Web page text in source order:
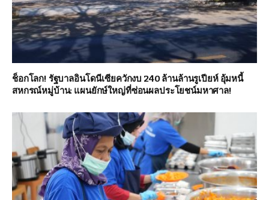
ช็อกโลก! รัฐบาลอินโดนีเซียควักงบ 240 ล้านล้านรูเปียห์ อุ้มหนี้
สหกรณ์หมู่บ้าน: แผนยักษ์ใหญ่ที่ซ่อนผลประโยชน์มหาศาล!